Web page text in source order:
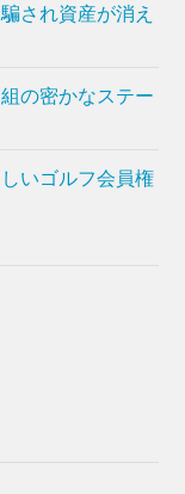
され資産が消え
の密かなステー
いゴルフ会員権